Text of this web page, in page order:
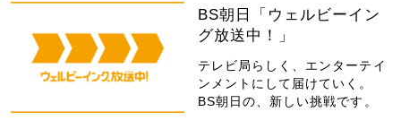
BS朝日「ウェルビーイン
グ放送中！」
テレビ局らしく、エンターテイ
ンメントにして届けていく。
BS朝日の、新しい挑戦です。